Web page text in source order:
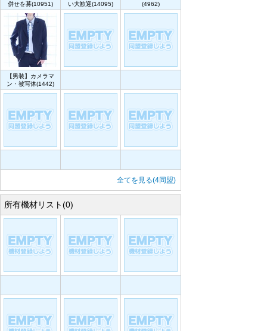
併せを募(10951)
い大歓迎(14095)
(4962)
【男装】カメラマ
ン・被写体(1442)
全てを見る(4同盟)
所有機材リスト(0)